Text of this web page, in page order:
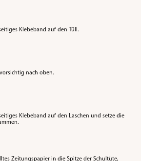
Klebeband auf den Tüll .
nach oben.
Klebeband auf den Laschen und setze die
.
Zeitungspapier in die Spitze der Schultüte,